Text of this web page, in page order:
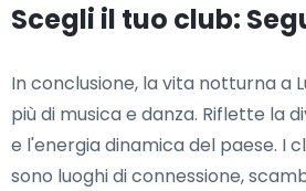
Scegli il tuo club:
In conclusione, la vita notturna a
più di musica e danza. Riflette la
e l'energia dinamica del paese. I
sono luoghi di connessione,